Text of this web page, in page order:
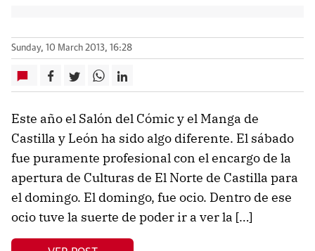
Sunday, 10 March 2013, 16:28
Este año el Salón del Cómic y el Manga de
Castilla y León ha sido algo diferente. El sábado
fue puramente profesional con el encargo de la
apertura de Culturas de El Norte de Castilla para
el domingo. El domingo, fue ocio. Dentro de ese
ocio tuve la suerte de poder ir a ver la […]